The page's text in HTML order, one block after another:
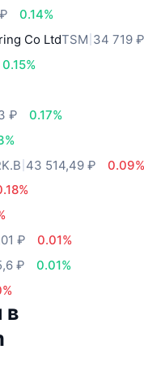
0.14%
Co LtdTSM 34 719 ₽
0.15%
₽
0.17%
43 514,49 ₽
₽
0.01%
₽
0.01%
в